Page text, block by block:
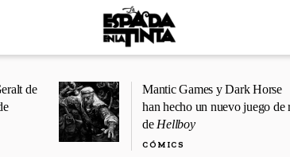
de
Mantic Games y Dark Horse
han hecho un nuevo juego de
de Hellboy
CÓMICS